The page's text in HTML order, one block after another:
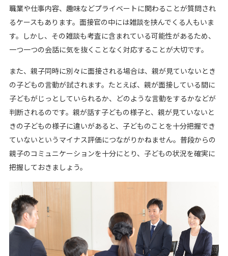
職業や仕事内容、趣味などプライベートに関わることが質問され
るケースもあります。面接官の中には雑談を挟んでくる人もいま
す。しかし、その雑談も考査に含まれている可能性があるため、
一つ一つの会話に気を抜くことなく対応することが大切です。
また、親子同時に別々に面接される場合は、親が見ていないとき
の子どもの言動が試されます。たとえば、親が面接している間に
子どもがじっとしていられるか、どのような言動をするかなどが
判断されるのです。親が話す子どもの様子と、親が見ていないと
きの子どもの様子に違いがあると、子どものことを十分把握でき
ていないというマイナス評価につながりかねません。普段からの
親子のコミュニケーションを十分にとり、子どもの状況を確実に
把握しておきましょう。